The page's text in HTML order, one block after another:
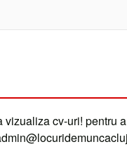
vizualiza cv-uri! pentru